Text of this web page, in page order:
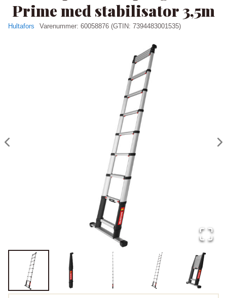
Prime med stabilisator 3,5m
Hultafors Varenummer: 60058876 (GTIN: 7394483001535)